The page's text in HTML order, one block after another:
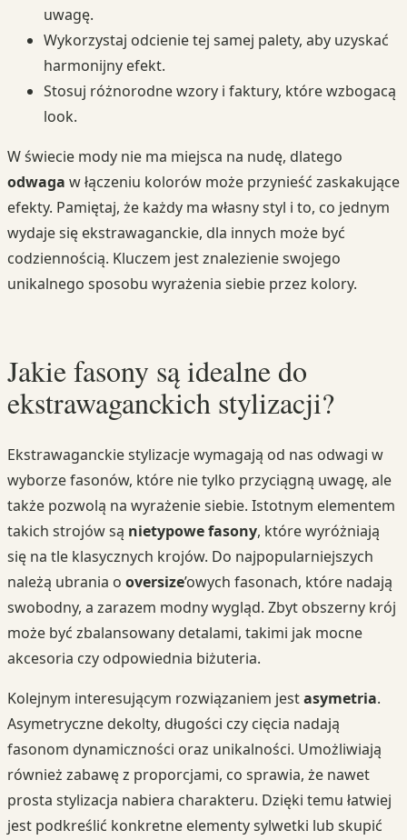
uwagę.
Wykorzystaj odcienie tej samej palety, aby uzyskać
harmonijny efekt.
Stosuj różnorodne wzory i faktury, które wzbogacą
look.
W świecie mody nie ma miejsca na nudę, dlatego
odwaga w łączeniu kolorów może przynieść zaskakujące
efekty. Pamiętaj, że każdy ma własny styl i to, co jednym
wydaje się ekstrawaganckie, dla innych może być
codziennością. Kluczem jest znalezienie swojego
unikalnego sposobu wyrażenia siebie przez kolory.
Jakie fasony są idealne do
ekstrawaganckich stylizacji?
Ekstrawaganckie stylizacje wymagają od nas odwagi w
wyborze fasonów, które nie tylko przyciągną uwagę, ale
także pozwolą na wyrażenie siebie. Istotnym elementem
takich strojów są nietypowe fasony, które wyróżniają
się na tle klasycznych krojów. Do najpopularniejszych
należą ubrania o oversize’owych fasonach, które nadają
swobodny, a zarazem modny wygląd. Zbyt obszerny krój
może być zbalansowany detalami, takimi jak mocne
akcesoria czy odpowiednia biżuteria.
Kolejnym interesującym rozwiązaniem jestasymetria.
Asymetryczne dekolty, długości czy cięcia nadają
fasonom dynamiczności oraz unikalności. Umożliwiają
również zabawę z proporcjami, co sprawia, że nawet
prosta stylizacja nabiera charakteru. Dzięki temu łatwiej
jest podkreślić konkretne elementy sylwetki lub skupić